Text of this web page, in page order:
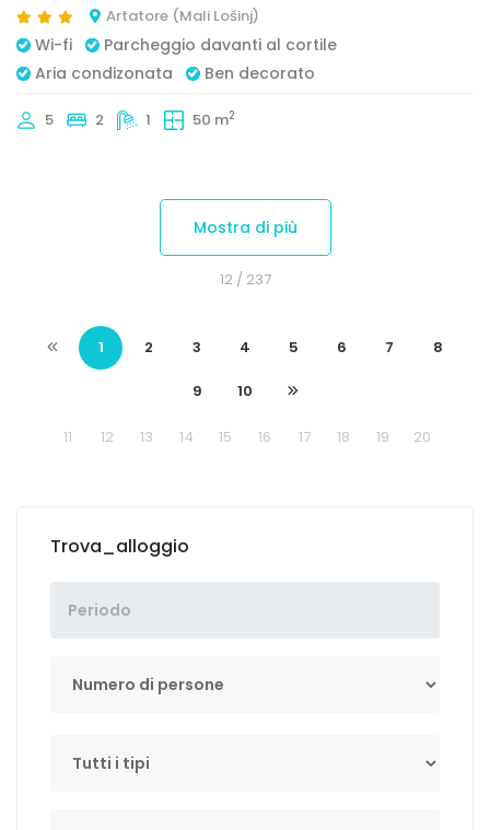
Trova_alloggio
Artatore (Mali Lošinj)
Wi-fi
Parcheggio davanti al cortile
Aria condizonata
Ben decorato
5 2 1 50 m2
Mostra di più
12/ 237
1 2 3 4 5 6 7 8
9 10
11 12 13 14 15 16 17 18 19 20